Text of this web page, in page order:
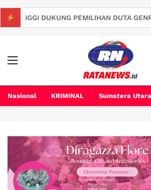
DUTA GENRE 2026 DAN
Nasional KRIMINAL Sumatera Utara